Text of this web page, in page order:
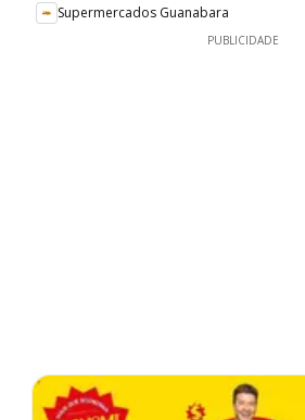
Supermercados Guanabara
PUBLICIDADE